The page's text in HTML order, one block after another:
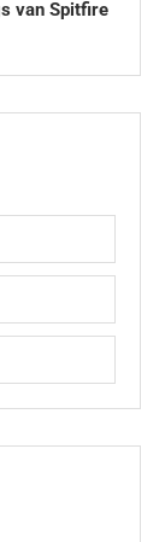
van Spitfire